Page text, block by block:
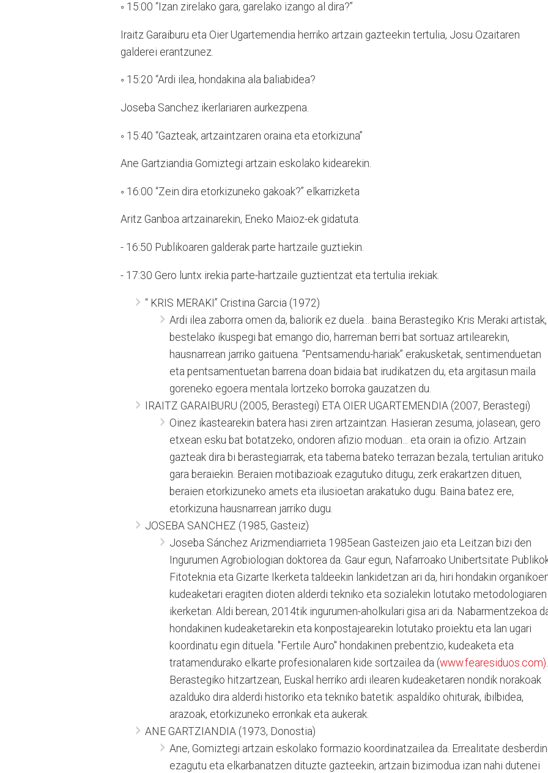
◦ 15:00 “Izan zirelako gara, garelako izango al dira?”
Iraitz Garaiburu eta Oier Ugartemendia herriko artzain gazteekin tertulia, Josu Ozaitaren
galderei erantzunez.
◦ 15:20 “Ardi ilea, hondakina ala baliabidea?
Joseba Sanchez ikerlariaren aurkezpena.
◦ 15:40 “Gazteak, artzaintzaren oraina eta etorkizuna”
Ane Gartziandia Gomiztegi artzain eskolako kidearekin.
◦ 16:00 “Zein dira etorkizuneko gakoak?” elkarrizketa
Aritz Ganboa artzainarekin, Eneko Maioz-ek gidatuta.
- 16:50 Publikoaren galderak parte hartzaile guztiekin.
- 17:30 Gero luntx irekia parte-hartzaile guztientzat eta tertulia irekiak.
“ KRIS MERAKI” Cristina Garcia (1972)
Ardi ilea zaborra omen da, baliorik ez duela... baina Berastegiko Kris Meraki artistak,
bestelako ikuspegi bat emango dio, harreman berri bat sortuaz artilearekin,
hausnarrean jarriko gaituena. “Pentsamendu-hariak” erakusketak, sentimenduetan
eta pentsamentuetan barrena doan bidaia bat irudikatzen du, eta argitasun maila
goreneko egoera mentala lortzeko borroka gauzatzen du.
IRAITZ GARAIBURU (2005, Berastegi) ETA OIER UGARTEMENDIA (2007, Berastegi)
Oinez ikastearekin batera hasi ziren artzaintzan. Hasieran zesuma, jolasean, gero
etxean esku bat botatzeko, ondoren afizio moduan... eta orain ia ofizio. Artzain
gazteak dira bi berastegiarrak, eta taberna bateko terrazan bezala, tertulian arituko
gara beraiekin. Beraien motibazioak ezagutuko ditugu, zerk erakartzen dituen,
beraien etorkizuneko amets eta ilusioetan arakatuko dugu. Baina batez ere,
etorkizuna hausnarrean jarriko dugu.
JOSEBA SANCHEZ (1985, Gasteiz)
Joseba Sánchez Arizmendiarrieta 1985ean Gasteizen jaio eta Leitzan bizi den
Ingurumen Agrobiologian doktorea da. Gaur egun, Nafarroako Unibertsitate
Fitoteknia eta Gizarte Ikerketa taldeekin lankidetzan ari da, hiri hondakin
kudeaketari eragiten dioten alderdi tekniko eta sozialekin lotutako metodologiaren
ikerketan. Aldi berean, 2014tik ingurumen-aholkulari gisa ari da. Nabarmentzekoa
hondakinen kudeaketarekin eta konpostajearekin lotutako proiektu eta lan ugari
koordinatu egin dituela. "Fertile Auro" hondakinen prebentzio, kudeaketa eta
tratamendurako elkarte profesionalaren kide sortzailea da (www.fearesiduos.com).
Berastegiko hitzartzean, Euskal herriko ardi ilearen kudeaketaren nondik norakoak
azalduko dira alderdi historiko eta tekniko batetik: aspaldiko ohiturak, ibilbidea,
arazoak, etorkizuneko erronkak eta aukerak.
ANE GARTZIANDIA (1973, Donostia)
Ane, Gomiztegi artzain eskolako formazio koordinatzailea da. Errealitate
ezagutu eta elkarbanatzen dituzte gazteekin, artzain bizimodua izan nahi dutenei